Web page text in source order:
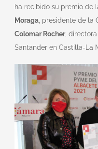
ha recibido su premio de
Moraga, presidente de la
Colomar Rocher,
Santander en Castilla-La